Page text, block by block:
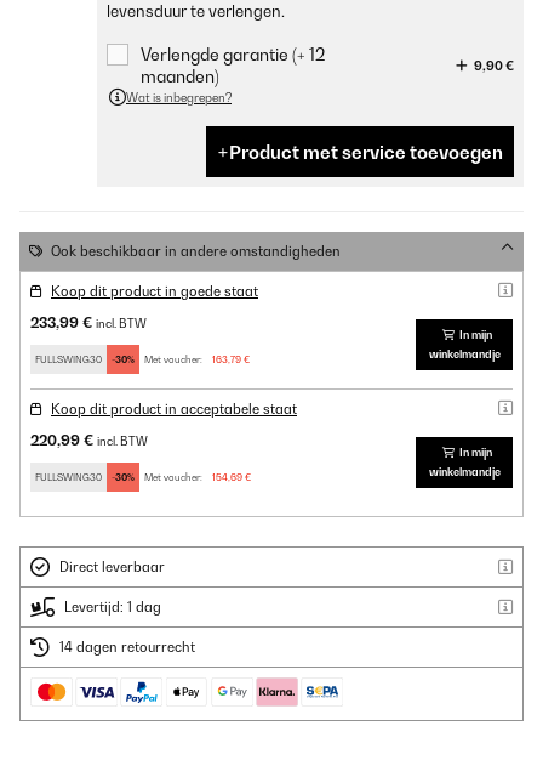
levensduur te verlengen.
Verlengde garantie (+ 12
maanden)
9,90 €
Wat is inbegrepen?
Product met service toevoegen
Ook beschikbaar in andere omstandigheden
Koop dit product in goede staat
233,99 € incl. BTW
FULLSWING30 -30% Met voucher: 163,79 €
In mijn
winkelmandje
Koop dit product in acceptabele staat
220,99 € incl. BTW
FULLSWING30 -30% Met voucher: 154,69 €
In mijn
winkelmandje
Direct leverbaar
Levertijd: 1 dag
14 dagen retourrecht